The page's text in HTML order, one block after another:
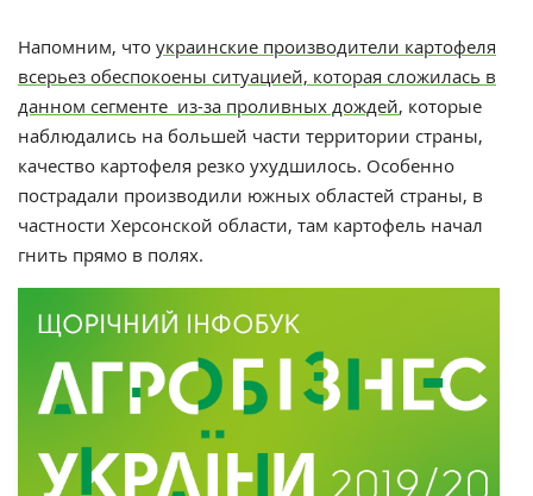
Напомним, что украинские производители картофеля
всерьез обеспокоены ситуацией, которая сложилась в
данном сегменте из-за проливных дождей, которые
наблюдались на большей части территории страны,
качество картофеля резко ухудшилось. Особенно
пострадали производили южных областей страны, в
частности Херсонской области, там картофель начал
гнить прямо в полях.